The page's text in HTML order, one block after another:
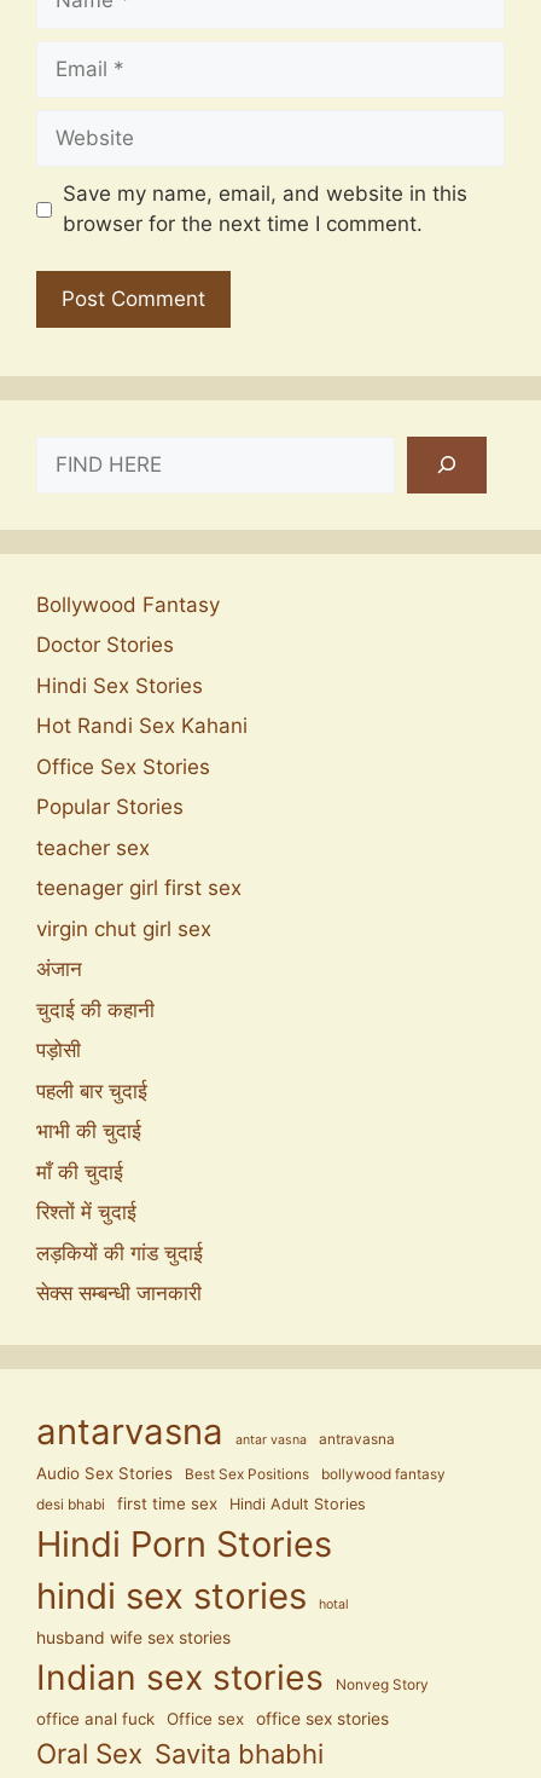
Email
Website
Save my name, email, and website in this
browser for the next time I comment.
Bollywood Fantasy
Doctor Stories
Hindi Sex Stories
Hot Randi Sex Kahani
Office Sex Stories
Popular Stories
teacher sex
teenager girl first sex
virgin chut girl sex
अंजान
चुदाई की कहानी
पड़ोसी
पहली बार चुदाई
भाभी की चुदाई
माँ की चुदाई
रिश्तों में चुदाई
लड़कियों की गांड चुदाई
सेक्स सम्बन्धी जानकारी
antarvasna antar vasna antravasna
Audio Sex Stories Best Sex Positions
bollywood fantasy
desi bhabi
first time sex Hindi Adult Stories
Hindi Porn Stories
hindi sex stories
hotal
husband wife sex stories
Indian sex stories Nonveg Story
office anal fuck Office sex office sex stories
Oral Sex Savita bhabhi